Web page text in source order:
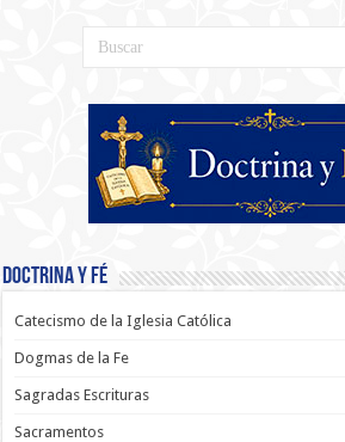
Doctrina y Fé
Catecismo de la Iglesia Católica
Dogmas de la Fe
Sagradas Escrituras
Sacramentos